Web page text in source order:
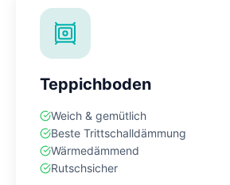
Teppichboden
Weich & gemütlich
Beste Trittschalldämmung
Wärmedämmend
Rutschsicher